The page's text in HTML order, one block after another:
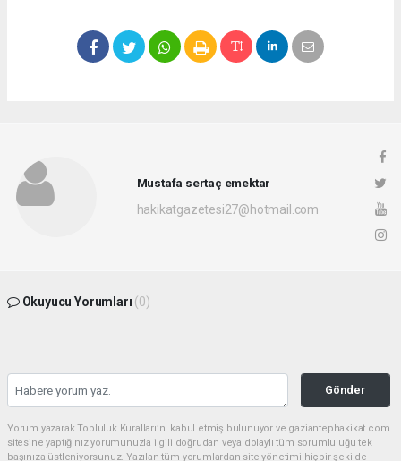
Mustafa sertaç emektar
hakikatgazetesi27@hotmail.com
Okuyucu Yorumları (0)
Gönder
Yorum yazarak Topluluk Kuralları’nı kabul etmiş bulunuyor ve gaziantephakikat.com
sitesine yaptığınız yorumunuzla ilgili doğrudan veya dolaylı tüm sorumluluğu tek
başınıza üstleniyorsunuz. Yazılan tüm yorumlardan site yönetimi hiçbir şekilde